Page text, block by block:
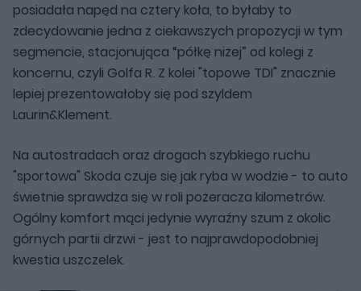
posiadała napęd na cztery koła, to byłaby to
zdecydowanie jedna z ciekawszych propozycji w tym
segmencie, stacjonująca “półkę niżej” od kolegi z
koncernu, czyli Golfa R. Z kolei "topowe TDI" znacznie
lepiej prezentowałoby się pod szyldem
Laurin&Klement.
Na autostradach oraz drogach szybkiego ruchu
"sportowa" Skoda czuje się jak ryba w wodzie - to auto
świetnie sprawdza się w roli pożeracza kilometrów.
Ogólny komfort mąci jedynie wyraźny szum z okolic
górnych partii drzwi - jest to najprawdopodobniej
kwestia uszczelek.